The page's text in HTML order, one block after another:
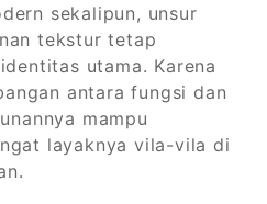
sekalipun, unsur
tekstur tetap
utama. Karena
antara fungsi dan
mampu
layaknya vila-vila di